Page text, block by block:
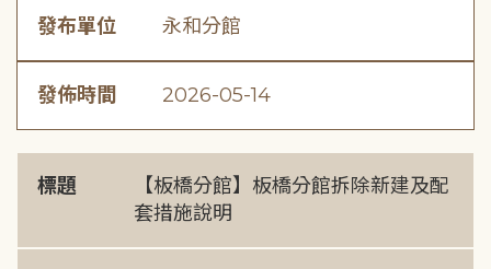
發布單位 永和分館
發佈時間 2026-05-14
標題
【板橋分館】板橋分館拆除新建及配
套措施說明